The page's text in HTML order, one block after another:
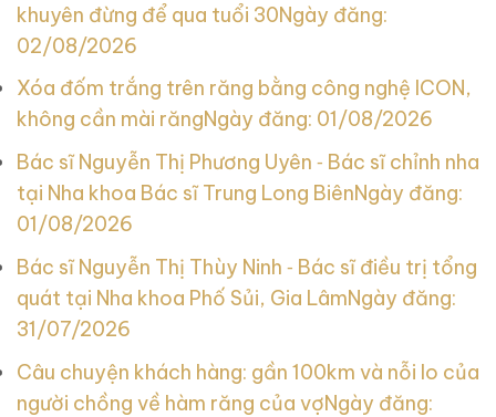
khuyên đừng để qua tuổi 30Ngày đăng:
02/08/2026
Xóa đốm trắng trên răng bằng công nghệ ICON,
không cần mài răngNgày đăng: 01/08/2026
Bác sĩ Nguyễn Thị Phương Uyên ‑ Bác sĩ chỉnh nha
tại Nha khoa Bác sĩ Trung Long BiênNgày đăng:
01/08/2026
Bác sĩ Nguyễn Thị Thùy Ninh ‑ Bác sĩ điều trị tổng
quát tại Nha khoa Phố Sủi, Gia LâmNgày đăng:
31/07/2026
Câu chuyện khách hàng: gần 100km và nỗi lo của
người chồng về hàm răng của vợNgày đăng: